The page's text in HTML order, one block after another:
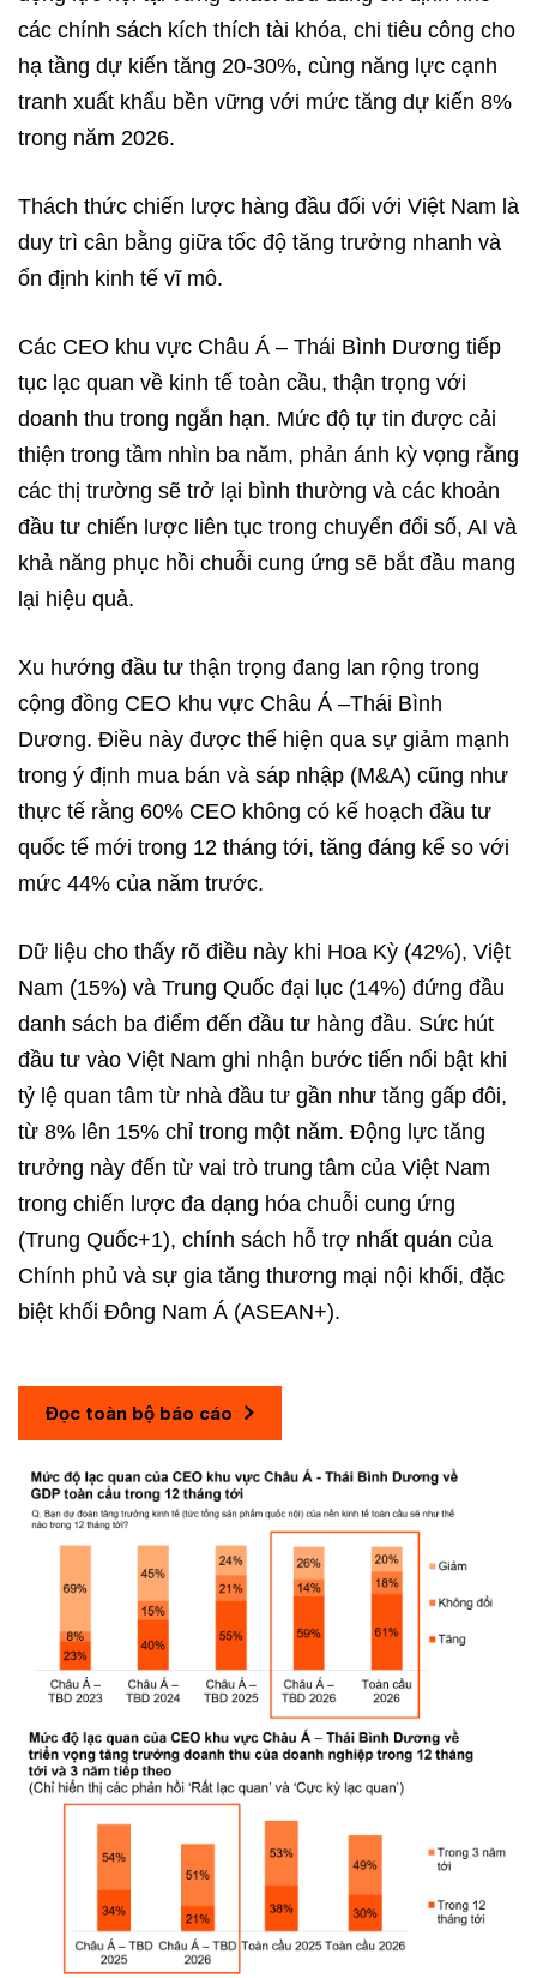
các chính sách kích thích tài khóa, chi tiêu công cho
hạ tầng dự kiến tăng 20-30%, cùng năng lực cạnh
tranh xuất khẩu bền vững với mức tăng dự kiến 8%
trong năm 2026.
Thách thức chiến lược hàng đầu đối với Việt Nam là
duy trì cân bằng giữa tốc độ tăng trưởng nhanh và
ổn định kinh tế vĩ mô.
Các CEO khu vực Châu Á – Thái Bình Dương tiếp
tục lạc quan về kinh tế toàn cầu, thận trọng với
doanh thu trong ngắn hạn. Mức độ tự tin được cải
thiện trong tầm nhìn ba năm, phản ánh kỳ vọng rằng
các thị trường sẽ trở lại bình thường và các khoản
đầu tư chiến lược liên tục trong chuyển đổi số, AI và
khả năng phục hồi chuỗi cung ứng sẽ bắt đầu mang
lại hiệu quả.
Xu hướng đầu tư thận trọng đang lan rộng trong
cộng đồng CEO khu vực Châu Á –Thái Bình
Dương. Điều này được thể hiện qua sự giảm mạnh
trong ý định mua bán và sáp nhập (M&A) cũng như
thực tế rằng 60% CEO không có kế hoạch đầu tư
quốc tế mới trong 12 tháng tới, tăng đáng kể so với
mức 44% của năm trước.
Dữ liệu cho thấy rõ điều này khi Hoa Kỳ (42%), Việt
Nam (15%) và Trung Quốc đại lục (14%) đứng đầu
danh sách ba điểm đến đầu tư hàng đầu. Sức hút
đầu tư vào Việt Nam ghi nhận bước tiến nổi bật khi
tỷ lệ quan tâm từ nhà đầu tư gần như tăng gấp đôi,
từ 8% lên 15% chỉ trong một năm. Động lực tăng
trưởng này đến từ vai trò trung tâm của Việt Nam
trong chiến lược đa dạng hóa chuỗi cung ứng
(Trung Quốc+1), chính sách hỗ trợ nhất quán của
Chính phủ và sự gia tăng thương mại nội khối, đặc
biệt khối Đông Nam Á (ASEAN+).
Đọc toàn bộ báo cáo